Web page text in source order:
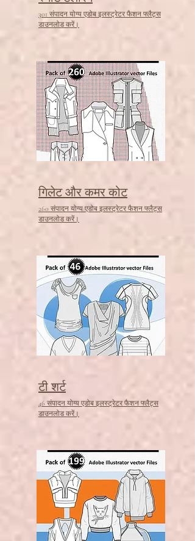
301 संपादन योग्य एडोब इलस्ट्रेटर फैशन फ्लैट्स
डाउनलोड करें।
गिलेट और कमर कोट
260 संपादन योग्य एडोब इलस्ट्रेटर फैशन फ्लैट्स
डाउनलोड करें।
टी शर्ट
46 संपादन योग्य एडोब इलस्ट्रेटर फैशन फ्लैट्स
डाउनलोड करें।